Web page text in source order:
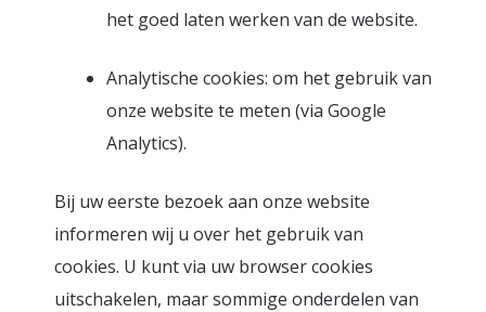
het goed laten werken van de website.
Analytische cookies: om het gebruik van
onze website te meten (via Google
Analytics).
Bij uw eerste bezoek aan onze website
informeren wij u over het gebruik van
cookies. U kunt via uw browser cookies
uitschakelen, maar sommige onderdelen van